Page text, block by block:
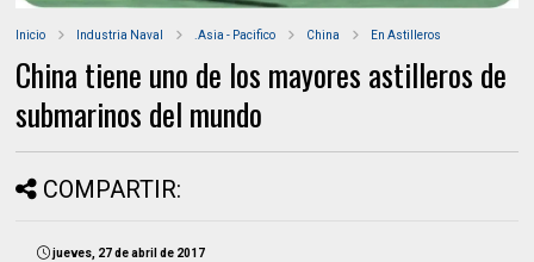
Inicio Industria Naval .Asia - Pacifico China En Astilleros
China tiene uno de los mayores astilleros de
submarinos del mundo
COMPARTIR:
jueves, 27 de abril de 2017